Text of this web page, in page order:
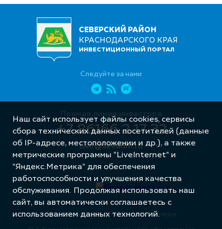
СЕВЕРСКИЙ РАЙОН
КРАСНОДАРСКОГО КРАЯ
ИНВЕСТИЦИОННЫЙ ПОРТАЛ
Следуйте за нами
Прямая линия инвестора
+7 86166 2 17 32
oeir@sevadm.ru
Разработка сайта – Интернет-Имидж
Наш сайт использует файлы cookies, сервисы
сбора технических данных посетителей (данные
об IP-адресе, местоположении и др.), а также
метрические программы "LiveInternet" и
"Яндекс.Метрика" для обеспечения
работоспособности и улучшения качества
обслуживания. Продолжая использовать наш
сайт, вы автоматически соглашаетесь с
использованием данных технологий.